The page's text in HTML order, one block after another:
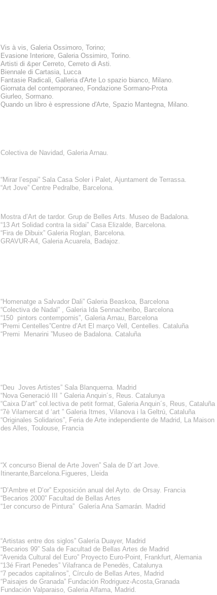
Vis à vis, Galeria Ossimoro, Torino;
Evasione Interiore, Galeria Ossimiro, Torino.
Artisti di &per Cerreto, Cerreto di Asti.
Biennale di Cartasia, Lucca
Fantasie Radicali, Galleria d'Arte Lo spazio bianco, Milano.
Giornata del contemporaneo, Fondazione Sormano-Prota
Giurleo, Sormano.
Quando un libro è espressione d'Arte, Spazio Mantegna, Milano.
Colectiva de Navidad, Galeria Arnau.
“Mirar l’espai” Sala Casa Soler i Palet, Ajuntament de Terrassa.
“Art Jove” Centre Pedralbe, Barcelona.
Mostra d’Art de tardor. Grup de Belles Arts. Museo de Badalona.
“13 Art Solidad contra la sidai” Casa Elizalde, Barcelona.
“Fira de Dibuix” Galeria Roglan, Barcelona.
GRAVUR-A4, Galeria Acuarela, Badajoz.
“Homenatge a Salvador Dali” Galeria Beaskoa, Barcelona
“Colectiva de Nadal” , Galeria Ida Sennacheribo, Barcelona
“150 pintors contempornis”, Galeria Arnau, Barcelona
“Premi Centelles”Centre d’Art El março Vell, Centelles. Cataluña
“Premi Menarini ”Museo de Badalona. Cataluña
“Deu Joves Artistes” Sala Blanquerna. Madrid
“Nova Generació III ” Galeria Anquin´s, Reus. Catalunya
“Caixa D’art” col.lectiva de petit format, Galeria Anquin´s, Reus, Cataluña
“7è Vilamercat d ‘art ” Galeria Itmes, Vilanova i la Geltrú, Cataluña
“Originales Solidarios”, Feria de Arte independiente de Madrid, La Maison
des Alles, Toulouse, Francia
“X concurso Bienal de Arte Joven” Sala de D´art Jove.
Itinerante,Barcelona.Figueres, Lleida
“D’Ambre et D’or” Exposición anual del Ayto. de Orsay. Francia
“Becarios 2000” Facultad de Bellas Artes
“1er concurso de Pintura” Galería Ana Samarán. Madrid
“Artistas entre dos siglos” Galería Duayer, Madrid
“Becarios 99” Sala de Facultad de Bellas Artes de Madrid
“Avenida Cultural del Euro” Proyecto Euro-Point, Frankfurt, Alemania
“13é Firart Penedes” Vilafranca de Penedès, Catalunya
“7 pecados capitalinos”, Círculo de Bellas Artes, Madrid
“Paisajes de Granada” Fundación Rodriguez-Acosta,Granada
Fundación Valparaiso, Galeria Alfama, Madrid.